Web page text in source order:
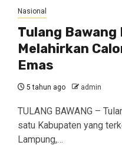
Nasional
Tulang Bawang
Melahirkan
Emas
5 tahun ago admin
TULANG BAWANG –
satu Kabupaten yang
Lampung,…